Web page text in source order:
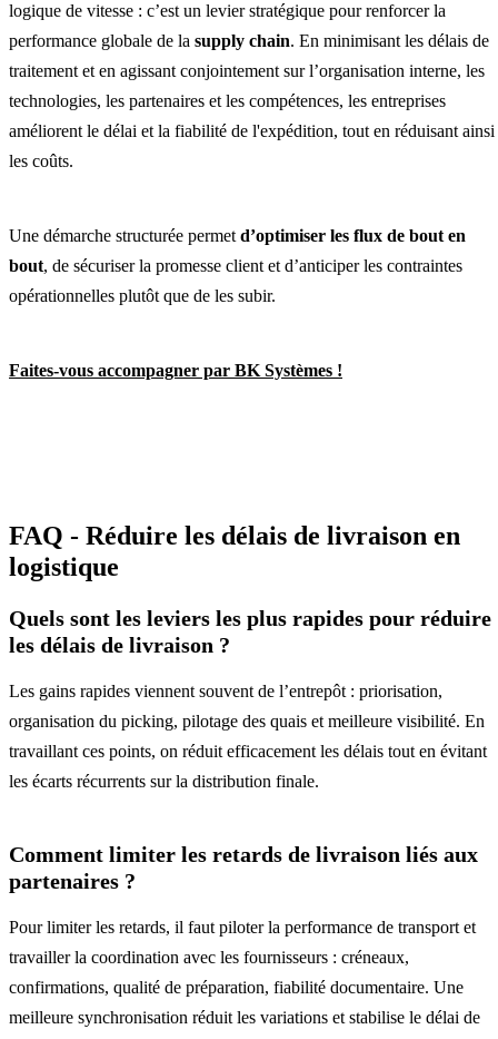
logique de vitesse : c’est un levier stratégique pour renforcer la
performance globale de la supply chain. En minimisant les délais de
traitement et en agissant conjointement sur l’organisation interne, les
technologies, les partenaires et les compétences, les entreprises
améliorent le délai et la fiabilité de l'expédition, tout en réduisant ainsi
les coûts.
Une démarche structurée permet d’optimiser les flux de bout en
bout, de sécuriser la promesse client et d’anticiper les contraintes
opérationnelles plutôt que de les subir.
Faites-vous accompagner par BK Systèmes !
FAQ - Réduire les délais de livraison en
logistique
Quels sont les leviers les plus rapides pour réduire
les délais de livraison ?
Les gains rapides viennent souvent de l’entrepôt : priorisation,
organisation du picking, pilotage des quais et meilleure visibilité. En
travaillant ces points, on réduit efficacement les délais tout en évitant
les écarts récurrents sur la distribution finale.
Comment limiter les retards de livraison liés aux
partenaires ?
Pour limiter les retards, il faut piloter la performance de transport et
travailler la coordination avec les fournisseurs : créneaux,
confirmations, qualité de préparation, fiabilité documentaire. Une
meilleure synchronisation réduit les variations et stabilise le délai de